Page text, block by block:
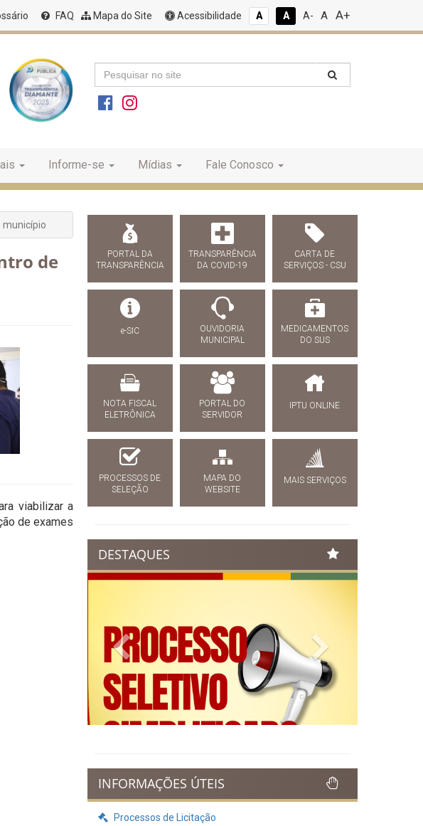
FAQ Mapa do Site Acessibilidade A A A- A A+
Informe-se Mídias Fale Conosco
município
de
viabilizar a
de exames
PORTAL DA
TRANSPARÊNCIA
TRANSPARÊNCIA
DA COVID-19
CARTA DE
SERVIÇOS - CSU
e-SIC
OUVIDORIA
MUNICIPAL
MEDICAMENTOS
DO SUS
NOTA FISCAL
ELETRÔNICA
PORTAL DO
SERVIDOR
IPTU ONLINE
PROCESSOS DE
SELEÇÃO
MAPA DO
WEBSITE
MAIS SERVIÇOS
DESTAQUES
Previous Next